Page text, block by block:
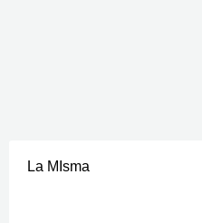
La MIsma